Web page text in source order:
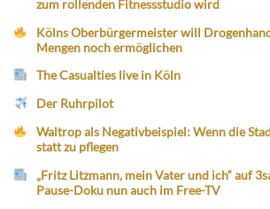
zum rollenden Fitnessstudio wird
Kölns Oberbürgermeister will
Mengen noch ermöglichen
The Casualties live in Köln
Der Ruhrpilot
Waltrop als Negativbeispiel: Wenn die
statt zu pflegen
„Fritz Litzmann, mein Vater und ich“ auf
Pause-Doku nun auch im Free-TV